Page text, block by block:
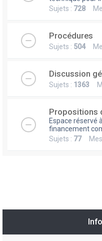
Sujets : 728
Procédures
Sujets : 504
Discussion
Sujets : 1363
Propositions
Espace réservé
financement
Sujets : 77